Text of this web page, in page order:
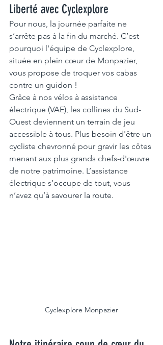
Liberté avec Cyclexplore
Pour nous, la journée parfaite ne
s’arrête pas à la fin du marché. C’est
pourquoi l'équipe de Cyclexplore,
située en plein cœur de Monpazier,
vous propose de troquer vos cabas
contre un guidon !
Grâce à nos vélos à assistance
électrique (VAE), les collines du Sud-
Ouest deviennent un terrain de jeu
accessible à tous. Plus besoin d'être un
cycliste chevronné pour gravir les côtes
menant aux plus grands chefs-d'œuvre
de notre patrimoine. L’assistance
électrique s’occupe de tout, vous
n’avez qu’à savourer la route.
Cyclexplore Monpazier